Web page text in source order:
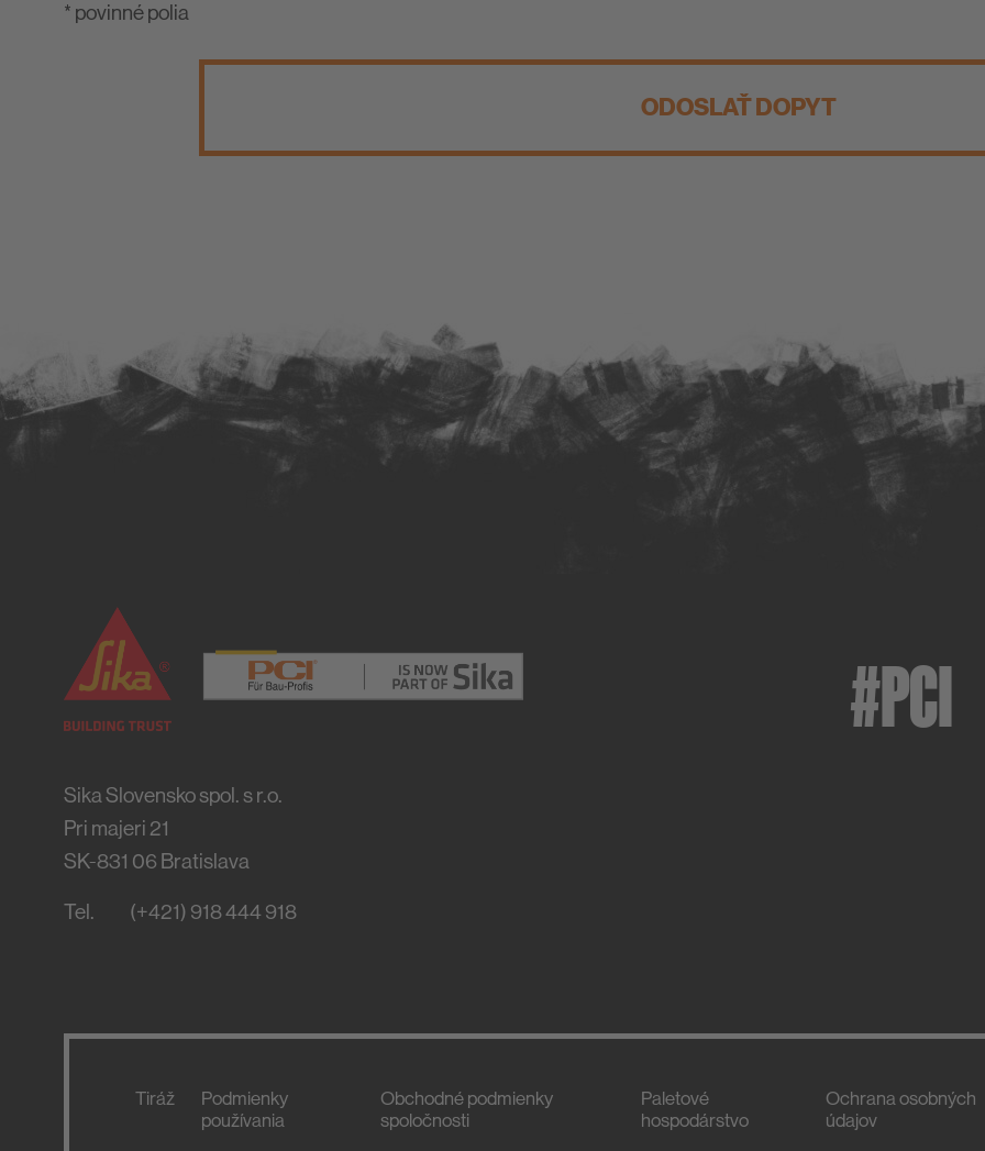
* povinné polia
ODOSLAŤ DOPYT
Sika Slovensko spol. s r.o.
Pri majeri 21
SK-831 06 Bratislava
Tel. (+421) 918 444 918
#PCI
Tiráž
Podmienky
používania
Obchodné podmienky
spoločnosti
Paletové
hospodárstvo
Ochrana osobných
údajov